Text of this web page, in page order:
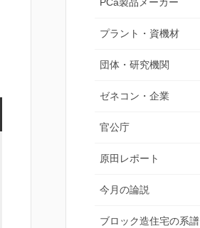
プラント・資機材
団体・研究機関
ゼネコン・企業
官公庁
原田レポート
今月の論説
ブロック造住宅の系譜